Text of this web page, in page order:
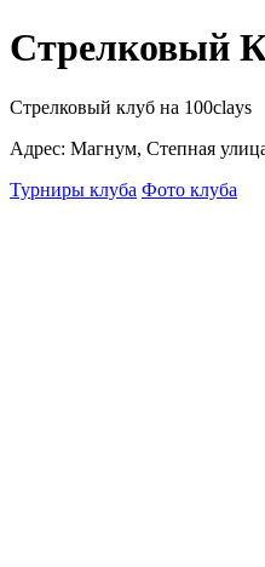
Стрелковый
Стрелковый клуб на 100clays
Адрес: Магнум, Степная
Турниры клуба Фото клуба